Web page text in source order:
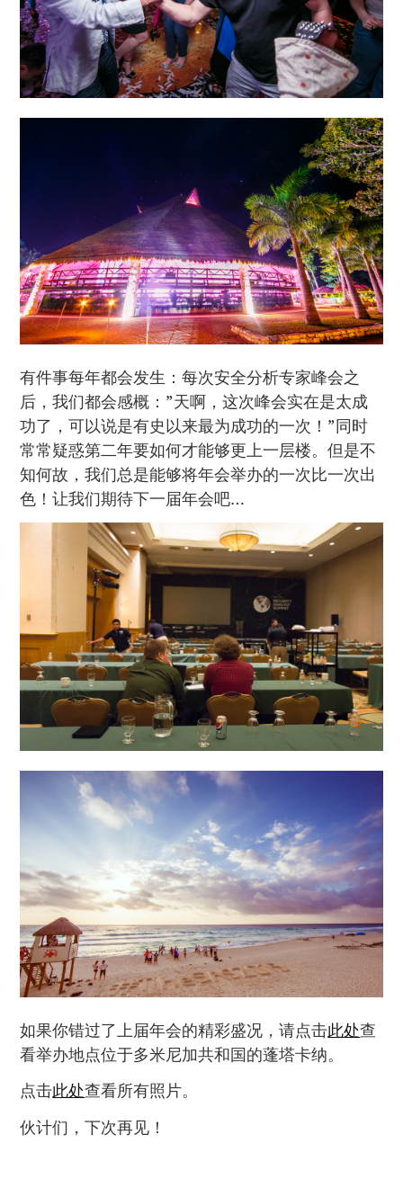
有件事每年都会发生：每次安全分析专家峰会之
后，我们都会感概：”天啊，这次峰会实在是太成
功了，可以说是有史以来最为成功的一次！”同时
常常疑惑第二年要如何才能够更上一层楼。但是不
知何故，我们总是能够将年会举办的一次比一次出
色！让我们期待下一届年会吧…
如果你错过了上届年会的精彩盛况，请点击此处查
看举办地点位于多米尼加共和国的蓬塔卡纳。
点击此处查看所有照片。
伙计们，下次再见！